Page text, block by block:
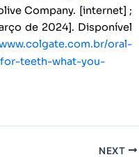
Company. [internet] ;
de 2024]. Disponível
oral-
for-teeth-what-you-
NEXT